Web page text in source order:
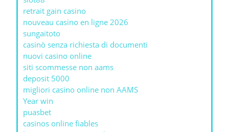
retrait gain casino
nouveau casino en ligne 2026
sungaitoto
casinò senza richiesta di documenti
nuovi casino online
siti scommesse non aams
deposit 5000
migliori casino online non AAMS
Year win
puasbet
casinos online fiables